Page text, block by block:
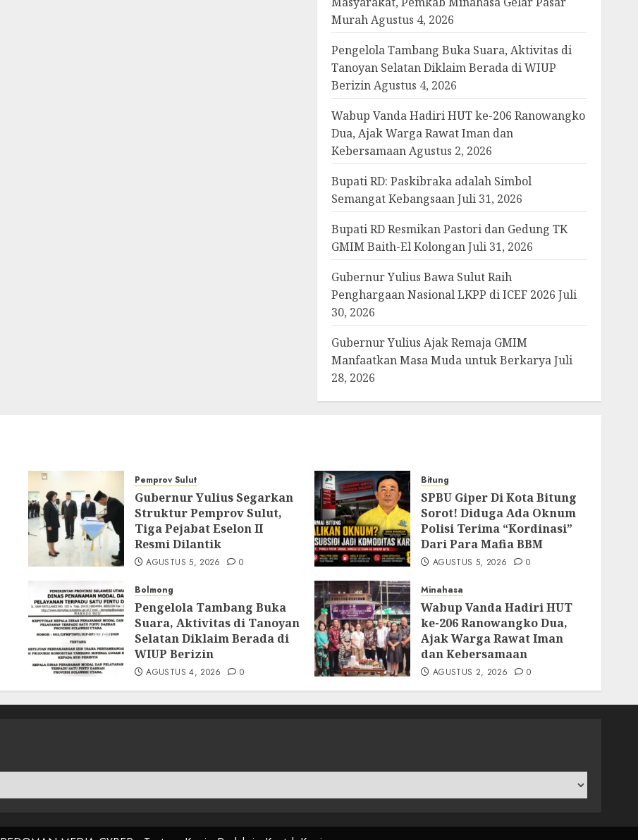
Murah Agustus 4, 2026
Pengelola Tambang Buka Suara, Aktivitas di
Tanoyan Selatan Diklaim Berada di WIUP
Berizin Agustus 4, 2026
Wabup Vanda Hadiri HUT ke-206 Ranowangko
Dua, Ajak Warga Rawat Iman dan
Kebersamaan Agustus 2, 2026
Bupati RD: Paskibraka adalah Simbol
Semangat Kebangsaan Juli 31, 2026
Bupati RD Resmikan Pastori dan Gedung TK
GMIM Baith-El Kolongan Juli 31, 2026
Gubernur Yulius Bawa Sulut Raih
Penghargaan Nasional LKPP di ICEF 2026 Juli
30, 2026
Gubernur Yulius Ajak Remaja GMIM
Manfaatkan Masa Muda untuk Berkarya Juli
28, 2026
Pemprov Sulut
Gubernur Yulius Segarkan
Struktur Pemprov Sulut,
Tiga Pejabat Eselon II
Resmi Dilantik
AGUSTUS 5, 2026 0
Bitung
SPBU Giper Di Kota Bitung
Sorot! Diduga Ada Oknum
Polisi Terima “Kordinasi”
Dari Para Mafia BBM
AGUSTUS 5, 2026 0
Bolmong
Pengelola Tambang Buka
Suara, Aktivitas di Tanoyan
Selatan Diklaim Berada di
WIUP Berizin
AGUSTUS 4, 2026 0
Minahasa
Wabup Vanda Hadiri HUT
ke-206 Ranowangko Dua,
Ajak Warga Rawat Iman
dan Kebersamaan
AGUSTUS 2, 2026 0